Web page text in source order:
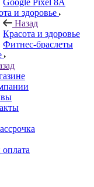
Google Pixel 8A
и здоровье
Назад
Красота и здоровье
Фитнес-браслеты